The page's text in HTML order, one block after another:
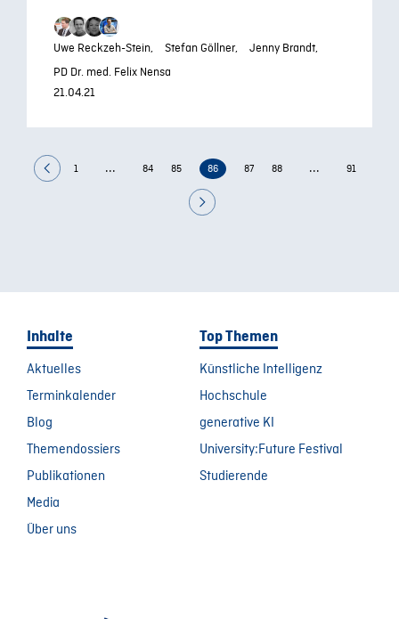
Uwe Reckzeh-Stein, Stefan Göllner,
Jenny Brandt,
PD Dr. med. Felix Nensa
21.04.21
1 ... 84 85 86 87 88 ... 91
Inhalte
Aktuelles
Terminkalender
Blog
Themendossiers
Publikationen
Media
Über uns
Top Themen
Künstliche Intelligenz
Hochschule
generative KI
University:Future Festival
Studierende